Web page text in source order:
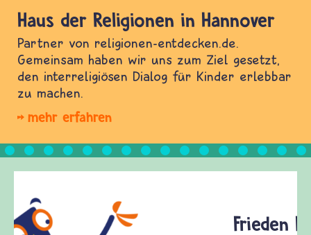
Haus der Religionen in Hannover
Partner von religionen-entdecken.de.
Gemeinsam haben wir uns zum Ziel gesetzt,
den interreligiösen Dialog für Kinder erlebbar
zu machen.
mehr erfahren